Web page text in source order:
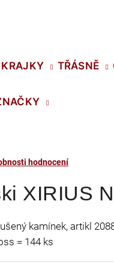
KRAJKY TŘÁSNĚ
hodnocení
XIRIUS
kamínek, artikl
= 144 ks
VIVA12 NH SS-5